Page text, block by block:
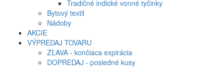
Tradičné indické vonné tyčinky
Bytový textil
Nádoby
AKCIE
VÝPREDAJ TOVARU
ZĽAVA - končiaca expirácia
DOPREDAJ - posledné kusy